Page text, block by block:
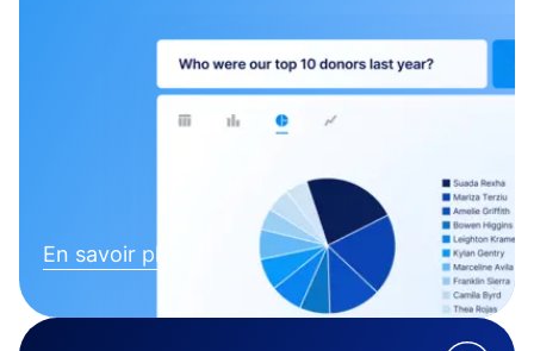
En savoir plus